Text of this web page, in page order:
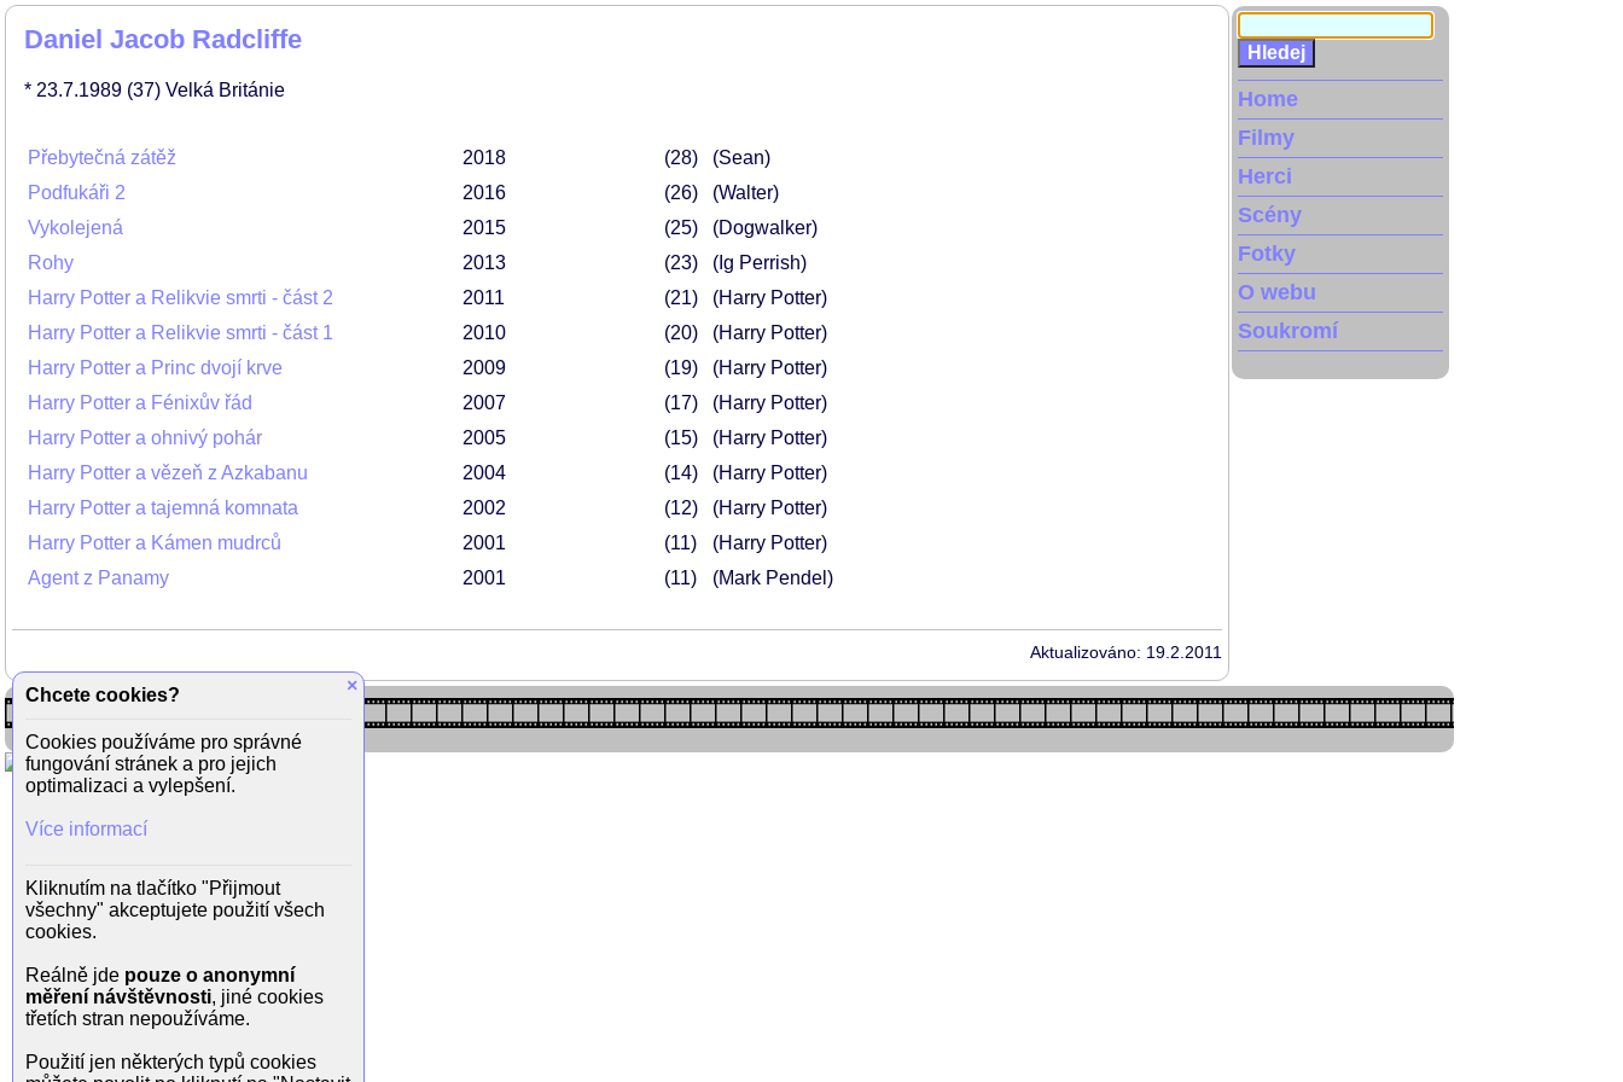
Daniel Jacob Radcliffe
* 23.7.1989 (37) Velká Británie
Přebytečná zátěž 2018 28
(Sean)
Podfukáři 2
2016 26
(Walter)
Vykolejená
2015 25
(Dogwalker)
Rohy
2013 23
(Ig Perrish)
Harry Potter a Relikvie smrti - část 2
2011 21
(Harry Potter)
Harry Potter a Relikvie smrti - část 1
2010 20
(Harry Potter)
Harry Potter a Princ dvojí krve
2009 19
(Harry Potter)
Harry Potter a Fénixův řád
2007 17
(Harry Potter)
Harry Potter a ohnivý pohár
2005 15
(Harry Potter)
Harry Potter a vězeň z Azkabanu
2004 14
(Harry Potter)
Harry Potter a tajemná komnata
2002 12
(Harry Potter)
Harry Potter a Kámen mudrců
2001 11
(Harry Potter)
Agent z Panamy
2001 11 (Mark Pendel)
Aktualizováno: 19.2.2011
Home
Filmy
Herci
Scény
Fotky
O webu
Soukromí
×
Chcete cookies?
Cookies používáme pro správné
fungování stránek a pro jejich
optimalizaci a vylepšení.
Více informací
Kliknutím na tlačítko "Přijmout
všechny" akceptujete použití všech
cookies.
Reálně jde pouze o anonymní
měření návštěvnosti, jiné cookies
třetích stran nepoužíváme.
Použití jen některých typů cookies